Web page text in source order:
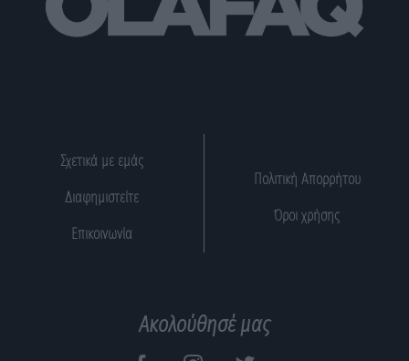
Σχετικά με εμάς
Διαφημιστείτε
Επικοινωνία
Πολιτική Απορρήτου
Όροι χρήσης
Ακολούθησέ μας